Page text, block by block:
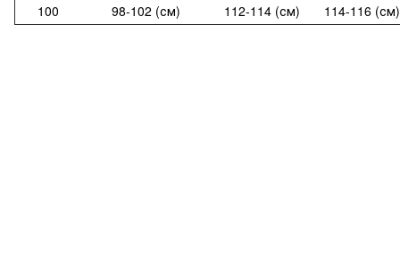
100
98-102 (см) 112-114 (см) 114-116 (см)